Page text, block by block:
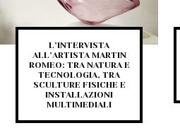
L’INTERVISTA
ALL’ARTISTA MARTIN
ROMEO: TRA NATURA E
TECNOLOGIA, TRA
SCULTURE FISICHE E
INSTALLAZIONI
MULTIMEDIALI